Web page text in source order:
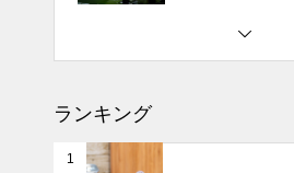
ランキング
1